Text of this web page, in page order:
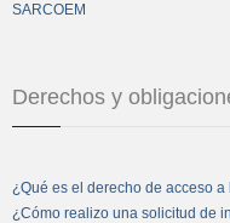
SARCOEM
Derechos y
¿Qué es el derecho de acceso
¿Cómo realizo una solicitud de